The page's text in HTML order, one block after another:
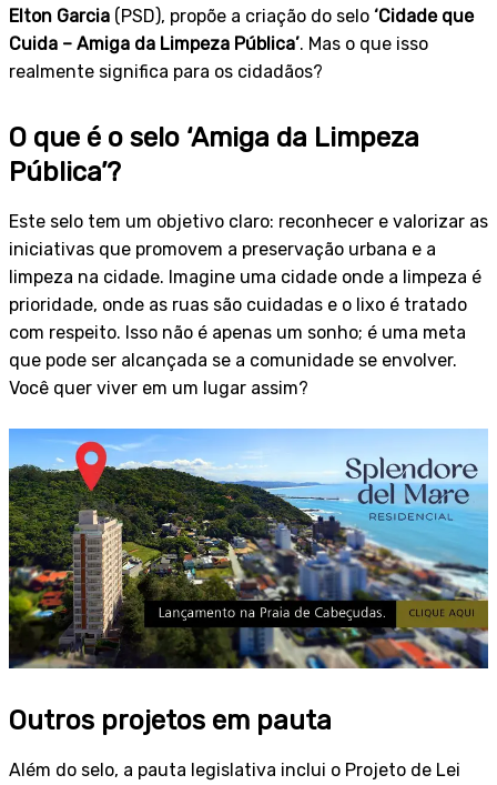
Elton Garcia (PSD), propõe a criação do selo ‘Cidade que
Cuida – Amiga da Limpeza Pública’. Mas o que isso
realmente significa para os cidadãos?
O que é o selo ‘Amiga da Limpeza
Pública’?
Este selo tem um objetivo claro: reconhecer e valorizar as
iniciativas que promovem a preservação urbana e a
limpeza na cidade. Imagine uma cidade onde a limpeza é
prioridade, onde as ruas são cuidadas e o lixo é tratado
com respeito. Isso não é apenas um sonho; é uma meta
que pode ser alcançada se a comunidade se envolver.
Você quer viver em um lugar assim?
Outros projetos em pauta
Além do selo, a pauta legislativa inclui o Projeto de Lei